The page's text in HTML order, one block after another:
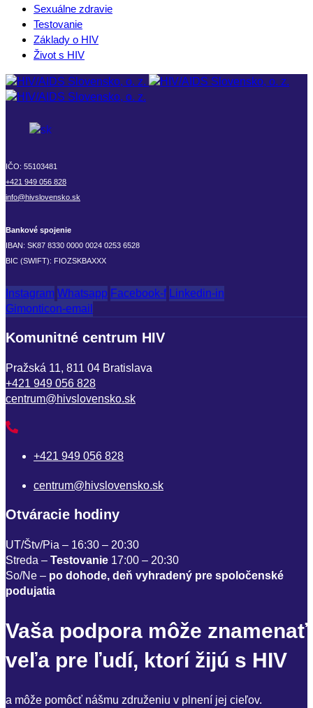
Sexuálne zdravie
Testovanie
Základy o HIV
Život s HIV
IČO: 55103481
+421 949 056 828
info@hivslovensko.sk
Bankové spojenie
IBAN: SK87 8330 0000 0024 0253 6528
BIC (SWIFT): FIOZSKBAXXX
Instagram Whatsapp Facebook-f
Linkedin-in
Gimonticon-email
Komunitné centrum HIV
Pražská 11, 811 04 Bratislava
+421 949 056 828
centrum@hivslovensko.sk
+421 949 056 828
centrum@hivslovensko.sk
Otváracie hodiny
UT/Štv/Pia – 16:30 – 20:30
Streda – Testovanie 17:00 – 20:30
So/Ne – po dohode, deň vyhradený pre spoločenské
podujatia
Vaša podpora môže znamenať
veľa pre ľudí, ktorí žijú s HIV
a môže pomôcť nášmu združeniu v plnení jej cieľov.